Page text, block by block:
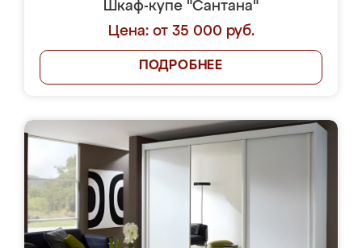
Шкаф-купе "Сантана"
Цена: от 35 000 руб.
ПОДРОБНЕЕ